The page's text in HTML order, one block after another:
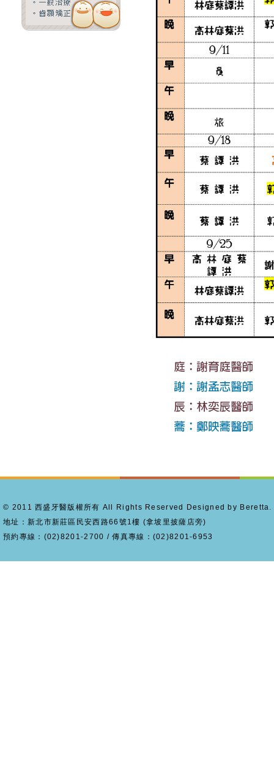
© 2011 西盛牙醫版權所有 All Rights Reserved Designed by Beretta.
地址：新北市新莊區民安西路66號1樓 (拿坡里披薩店旁)
預約專線：(02)8201-2700 / 傳真專線：(02)8201-6953